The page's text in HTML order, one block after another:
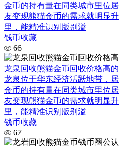
金币的持有量在同类城市里位
友变现熊猫金币的需求就明显
里，能精准识别版别溢
钱币收藏
66
龙泉回收熊猫金币回收价格高
龙泉位于华东经济活跃地带，
金币的持有量在同类城市里位
友变现熊猫金币的需求就明显
里，能精准识别版别溢
钱币收藏
67